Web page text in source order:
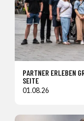
PARTNER ERLEBEN
SEITE
01.08.26